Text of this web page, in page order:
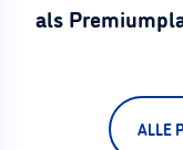
als
ALLE